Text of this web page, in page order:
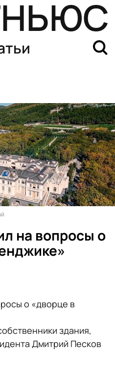
на вопросы о
о «дворце в
здания,
Дмитрий Песков
елок